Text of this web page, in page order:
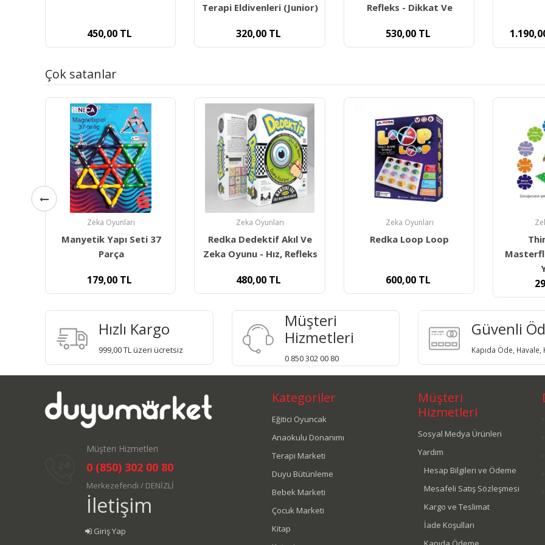
320,00 TL
Refleks - Dikkat Ve
530,00 TL 1.190,00TL 1.826,64
Çok satanlar
Zeka Oyunları
Redka Dedektif Akıl Ve
Zeka Oyunu - Hız, Refleks
480,00 TL
Zeka Oyunları
Redka Loop Loop
600,00 TL
Zeka Oyunları
Think Master
299,00TL
Redka
Hızlı Kargo
999,00 TL üzeri ücretsiz
Müşteri
Hizmetleri
0 850 302 00 80
Güvenli
Kapıda Öde, Havale,
Müşteri Hizmetleri
0 (850) 302 00 80
Merkezefendi / DENİZLİ
İletişim
Giriş Yap
Kategoriler
Eğitici Oyuncak
Anaokulu Donanımı
Terapi Marketi
Duyu Bütünleme
Bebek Marketi
Çocuk Marketi
Kitap
Müşteri
Hizmetleri
Sosyal Medya Ürünleri
Yardım
Hesap Bilgileri ve Ödeme
Mesafeli Satış Sözleşmesi
Kargo ve Teslimat
İade Koşulları